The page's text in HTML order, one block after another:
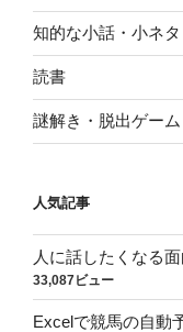
知的な小話・小ネタ
読書
謎解き・脱出ゲーム
人気記事
人に話したくなる
33,087ビュー
Excelで競馬の自動